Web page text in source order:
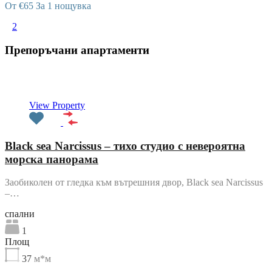
От €65 За 1 нощувка
2
Препоръчани апартаменти
View Property
Black sea Narcissus – тихо студио с невероятна
морска панорама
Заобиколен от гледка към вътрешния двор, Black sea Narcissus
–…
cпални
1
Площ
37 м*м